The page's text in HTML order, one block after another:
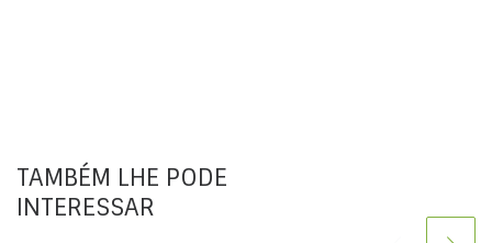
TAMBÉM LHE PODE
INTERESSAR